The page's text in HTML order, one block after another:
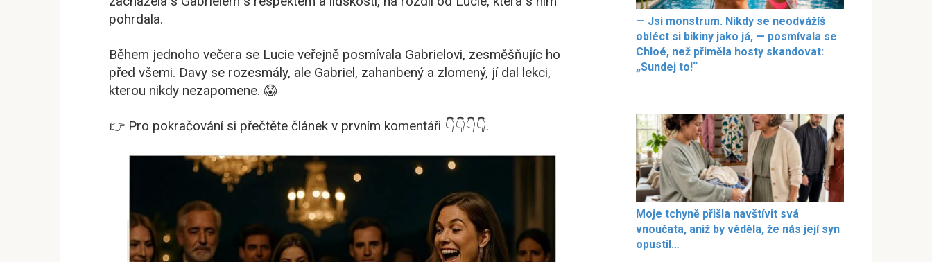
pohrdala.
Během jednoho večera se Lucie veřejně posmívala Gabrielovi, zesměšňujíc ho
před všemi. Davy se rozesmály, ale Gabriel, zahanbený a zlomený, jí dal lekci,
kterou nikdy nezapomene. 😱
👉 Pro pokračování si přečtěte článek v prvním komentáři 👇👇👇👇.
— Jsi monstrum. Nikdy se neodvážíš
obléct si bikiny jako já, — posmívala se
Chloé, než přiměla hosty skandovat:
„Sundej to!“
Moje tchyně přišla navštívit svá
vnoučata, aniž by věděla, že nás její syn
opustil…